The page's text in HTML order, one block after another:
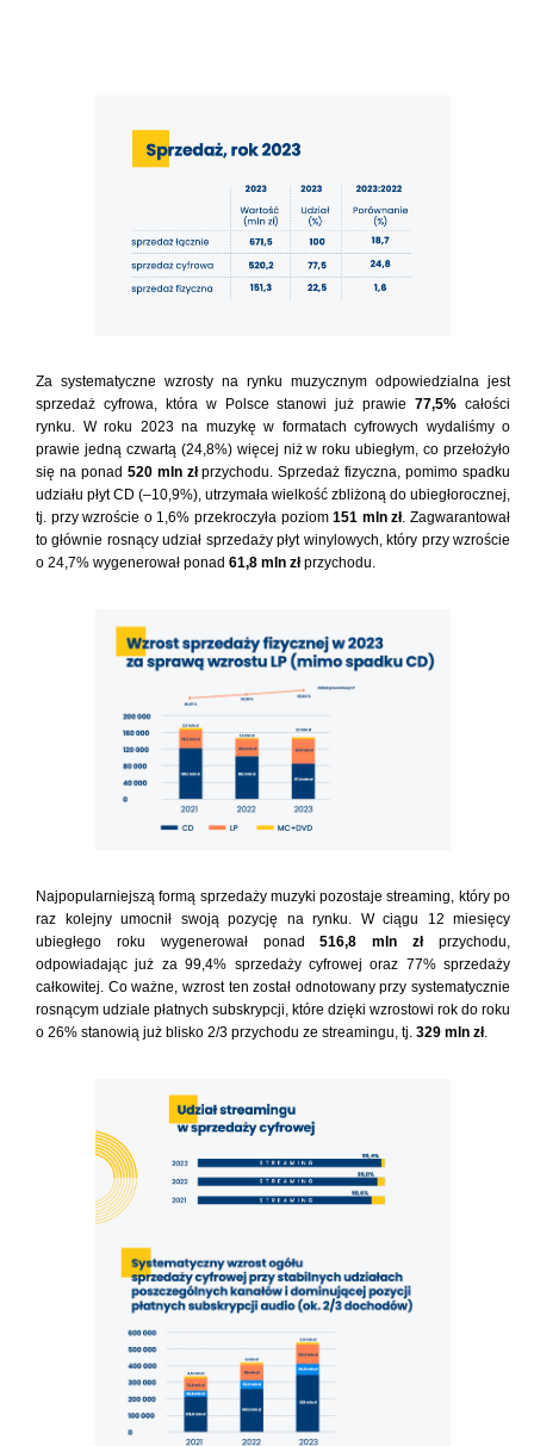
Za systematyczne wzrosty na rynku muzycznym odpowiedzialna jest
sprzedaż cyfrowa, która w Polsce stanowi już prawie77,5% całości
rynku. W roku 2023 na muzykę w formatach cyfrowych wydaliśmy o
prawie jedną czwartą (24,8%) więcej niż w roku ubiegłym, co przełożyło
się na ponad 520 mln złprzychodu. Sprzedaż fizyczna, pomimo spadku
udziału płyt CD (–10,9%), utrzymała wielkość zbliżoną do ubiegłorocznej,
tj. przy wzroście o 1,6% przekroczyła poziom151 mln zł. Zagwarantował
to głównie rosnący udział sprzedaży płyt winylowych, który przy wzroście
o 24,7% wygenerował ponad 61,8 mln złprzychodu.
Najpopularniejszą formą sprzedaży muzyki pozostaje streaming, który po
raz kolejny umocnił swoją pozycję na rynku. W ciągu 12 miesięcy
ubiegłego roku wygenerował ponad516,8 mln złprzychodu,
odpowiadając już za 99,4% sprzedaży cyfrowej oraz 77% sprzedaży
całkowitej. Co ważne, wzrost ten został odnotowany przy systematycznie
rosnącym udziale płatnych subskrypcji, które dzięki wzrostowi rok do roku
o 26% stanowią już blisko 2/3 przychodu ze streamingu, tj. 329 mln zł.